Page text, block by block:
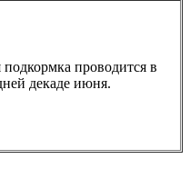
подкормка проводится в
декаде июня.